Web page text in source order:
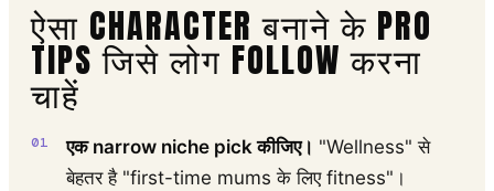
ऐसा CHARACTER बनाने के PRO
TIPS जिसे लोग FOLLOW करना
चाहें
एक narrow niche pick कीजिए। "Wellness" से
बेहतर है "first-time mums के लिए fitness"।